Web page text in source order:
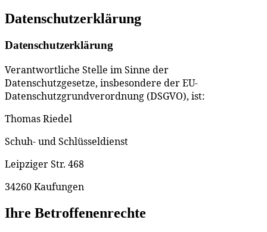
Datenschutzerklärung
Datenschutzerklärung
Verantwortliche Stelle im Sinne der
Datenschutzgesetze, insbesondere der EU-
Datenschutzgrundverordnung (DSGVO), ist:
Thomas Riedel
Schuh- und Schlüsseldienst
Leipziger Str. 468
34260 Kaufungen
Ihre Betroffenenrechte